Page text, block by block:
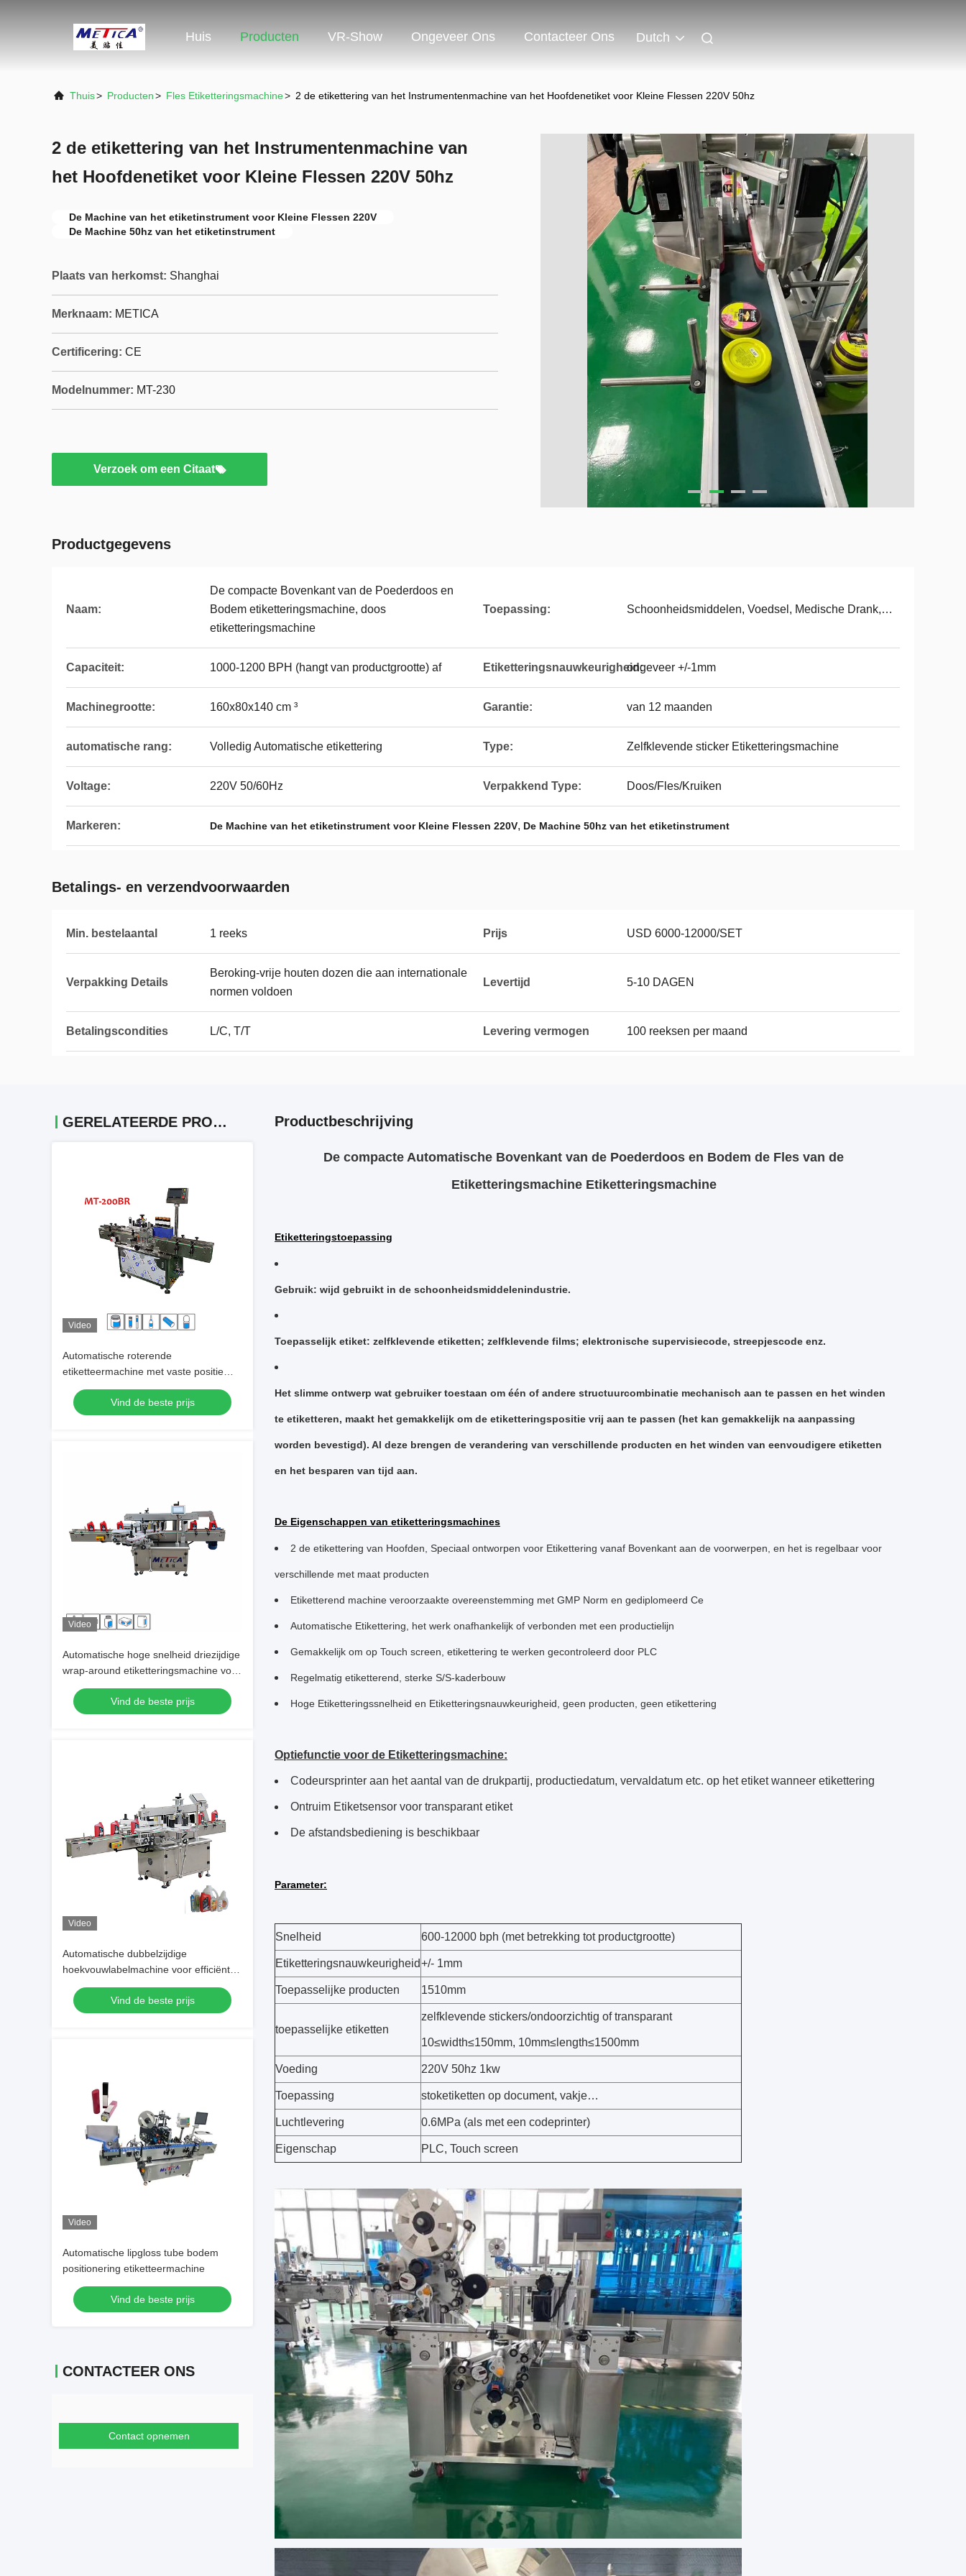
Huis Producten VR-Show Ongeveer Ons Contacteer Ons Dutch
Thuis> Producten> Fles Etiketteringsmachine> 2 de etikettering van het Instrumentenmachine van het Hoofdenetiket voor Kleine Flessen 220V 50hz
2 de etikettering van het Instrumentenmachine van
het Hoofdenetiket voor Kleine Flessen 220V 50hz
De Machine van het etiketinstrument voor Kleine Flessen 220V
De Machine 50hz van het etiketinstrument
Plaats van herkomst: Shanghai
Merknaam: METICA
Certificering: CE
Modelnummer: MT-230
Verzoek om een Citaat
Productgegevens
Naam:
De compacte Bovenkant van de Poederdoos en
Bodem etiketteringsmachine, doos
etiketteringsmachine
Toepassing: Schoonheidsmiddelen, Voedsel, Medische Drank,…
Capaciteit: 1000-1200 BPH (hangt van productgrootte) af Etiketteringsnauwkeurigheid:ongeveer +/-1mm
Machinegrootte: 160x80x140 cm ³ Garantie: van 12 maanden
automatische rang: Volledig Automatische etikettering Type: Zelfklevende sticker Etiketteringsmachine
Voltage: 220V 50/60Hz Verpakkend Type: Doos/Fles/Kruiken
Markeren: De Machine van het etiketinstrument voor Kleine Flessen 220V, De Machine 50hz van het etiketinstrument
Betalings- en verzendvoorwaarden
Min. bestelaantal 1 reeks Prijs USD 6000-12000/SET
Verpakking Details
Beroking-vrije houten dozen die aan internationale
normen voldoen
Levertijd 5-10 DAGEN
Betalingscondities L/C, T/T Levering vermogen 100 reeksen per maand
GERELATEERDE PRODUCTEN
Video
Automatische roterende
etiketteermachine met vaste positie
voor ronde containers
Vind de beste prijs
Video
Automatische hoge snelheid driezijdige
wrap-around etiketteringsmachine voor
efficiënte etikettering
Vind de beste prijs
Video
Automatische dubbelzijdige
hoekvouwlabelmachine voor efficiënte
etikettering
Vind de beste prijs
Video
Automatische lipgloss tube bodem
positionering etiketteermachine
Vind de beste prijs
CONTACTEER ONS
Contact opnemen
Productbeschrijving
De compacte Automatische Bovenkant van de Poederdoos en Bodem de Fles van de
Etiketteringsmachine Etiketteringsmachine
Etiketteringstoepassing
Gebruik: wijd gebruikt in de schoonheidsmiddelenindustrie.
Toepasselijk etiket: zelfklevende etiketten; zelfklevende films; elektronische supervisiecode, streepjescode enz.
Het slimme ontwerp wat gebruiker toestaan om één of andere structuurcombinatie mechanisch aan te passen en het winden
te etiketteren, maakt het gemakkelijk om de etiketteringspositie vrij aan te passen (het kan gemakkelijk na aanpassing
worden bevestigd). Al deze brengen de verandering van verschillende producten en het winden van eenvoudigere etiketten
en het besparen van tijd aan.
De Eigenschappen van etiketteringsmachines
2 de etikettering van Hoofden, Speciaal ontworpen voor Etikettering vanaf Bovenkant aan de voorwerpen, en het is regelbaar voor
verschillende met maat producten
Etiketterend machine veroorzaakte overeenstemming met GMP Norm en gediplomeerd Ce
Automatische Etikettering, het werk onafhankelijk of verbonden met een productielijn
Gemakkelijk om op Touch screen, etikettering te werken gecontroleerd door PLC
Regelmatig etiketterend, sterke S/S-kaderbouw
Hoge Etiketteringssnelheid en Etiketteringsnauwkeurigheid, geen producten, geen etikettering
Optiefunctie voor de Etiketteringsmachine:
Codeursprinter aan het aantal van de drukpartij, productiedatum, vervaldatum etc. op het etiket wanneer etikettering
Ontruim Etiketsensor voor transparant etiket
De afstandsbediening is beschikbaar
Parameter:
Snelheid 600-12000 bph (met betrekking tot productgrootte)
Etiketteringsnauwkeurigheid+/- 1mm
Toepasselijke producten 1510mm
toepasselijke etiketten
zelfklevende stickers/ondoorzichtig of transparant
10≤width≤150mm, 10mm≤length≤1500mm
Voeding 220V 50hz 1kw
Toepassing stoketiketten op document, vakje…
Luchtlevering 0.6MPa (als met een codeprinter)
Eigenschap PLC, Touch screen